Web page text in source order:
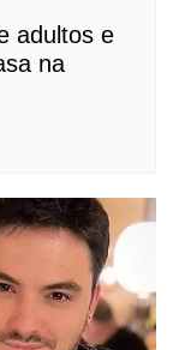
adultos e
na